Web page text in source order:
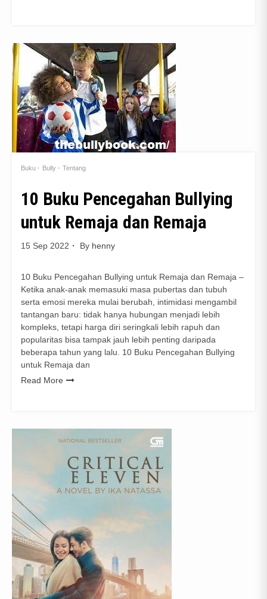
Buku Bully Tentang
10 Buku Pencegahan Bullying
untuk Remaja dan Remaja
15 Sep 2022 By henny
10 Buku Pencegahan Bullying untuk Remaja dan Remaja –
Ketika anak-anak memasuki masa pubertas dan tubuh
serta emosi mereka mulai berubah, intimidasi mengambil
tantangan baru: tidak hanya hubungan menjadi lebih
kompleks, tetapi harga diri seringkali lebih rapuh dan
popularitas bisa tampak jauh lebih penting daripada
beberapa tahun yang lalu. 10 Buku Pencegahan Bullying
untuk Remaja dan
Read More